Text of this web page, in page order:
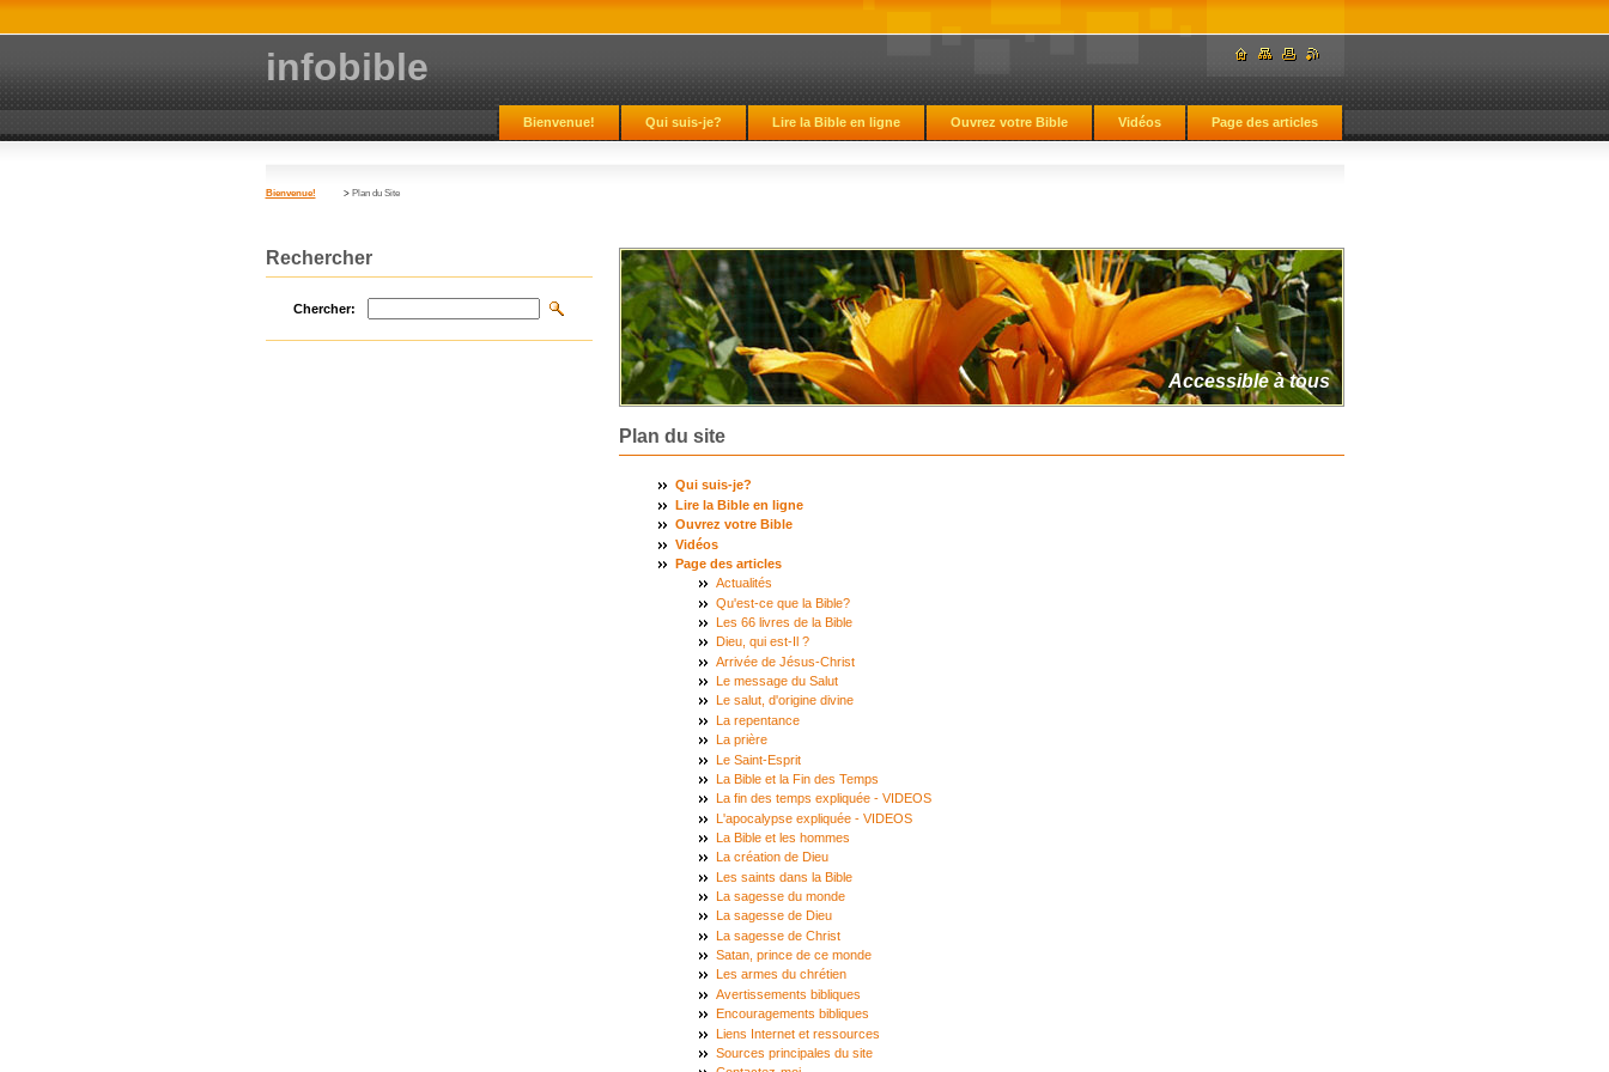
infobible
Bienvenue! Qui suis-je? Lire la Bible en ligne Ouvrez votre Bible Vidéos Page des articles
Bienvenue! > Plan du Site
Accessible à tous
Plan du site
Qui suis-je?
Lire la Bible en ligne
Ouvrez votre Bible
Vidéos
Page des articles
Actualités
Qu'est-ce que la Bible?
Les 66 livres de la Bible
Dieu, qui est-Il ?
Arrivée de Jésus-Christ
Le message du Salut
Le salut, d'origine divine
La repentance
La prière
Le Saint-Esprit
La Bible et la Fin des Temps
La fin des temps expliquée - VIDEOS
L'apocalypse expliquée - VIDEOS
La Bible et les hommes
La création de Dieu
Les saints dans la Bible
La sagesse du monde
La sagesse de Dieu
La sagesse de Christ
Satan, prince de ce monde
Les armes du chrétien
Avertissements bibliques
Encouragements bibliques
Liens Internet et ressources
Sources principales du site
Rechercher
Chercher: